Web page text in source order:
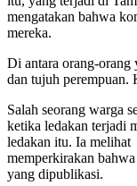
mengatakan bahwa
mereka.
Di antara orang-orang
dan tujuh perempuan.
Salah seorang warga
ketika ledakan terjadi
ledakan itu. Ia melihat
memperkirakan
yang dipublikasi.